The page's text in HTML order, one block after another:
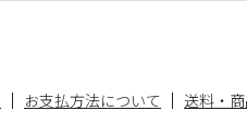
お支払方法について
送料・